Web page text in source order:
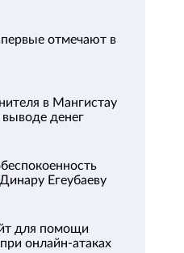
отмечают в
в Мангистау
денег
Егеубаеву
для помощи
онлайн-атаках